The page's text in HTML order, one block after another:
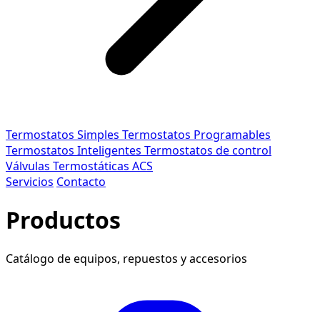
Termostatos Simples Termostatos Programables
Termostatos Inteligentes Termostatos de control
Válvulas Termostáticas ACS
Servicios Contacto
Productos
Catálogo de equipos, repuestos y accesorios